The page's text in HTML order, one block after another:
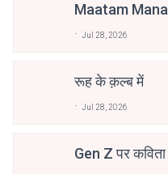
Maatam
Jul 28, 2026
रूह के क़ल्ब में
Jul 28, 2026
Gen Z पर कविता